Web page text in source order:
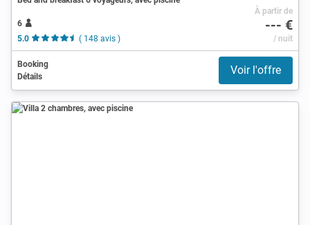
6
5.0
( 148 avis )
À partir de
--- €
/ nuit
Booking
Détails
Voir l'offre